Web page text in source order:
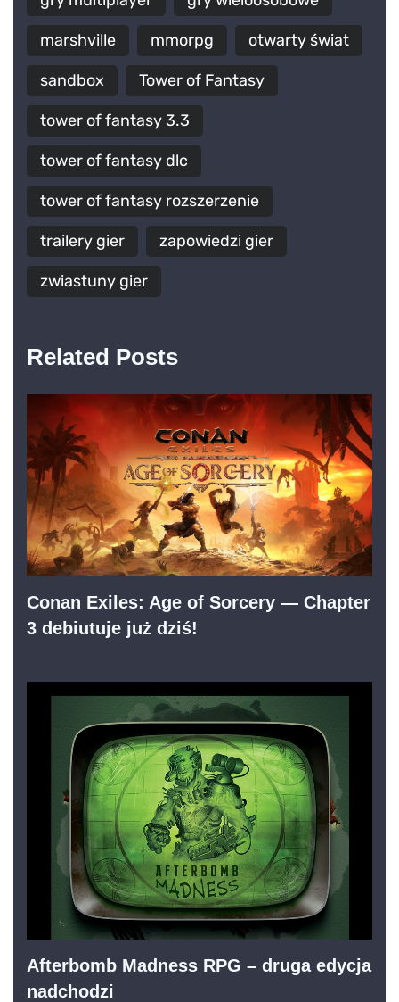
marshville mmorpg otwarty świat
sandbox Tower of Fantasy
tower of fantasy 3.3
tower of fantasy dlc
tower of fantasy rozszerzenie
trailery gier zapowiedzi gier
zwiastuny gier
Related Posts
Conan Exiles: Age of Sorcery — Chapter
3 debiutuje już dziś!
Afterbomb Madness RPG – druga edycja
nadchodzi